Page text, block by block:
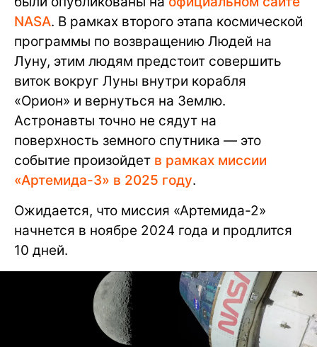
NASA. В рамках второго этапа космической
программы по возвращению Людей на
Луну, этим людям предстоит совершить
виток вокруг Луны внутри корабля
«Орион» и вернуться на Землю.
Астронавты точно не сядут на
поверхность земного спутника — это
событие произойдет в рамках миссии
«Артемида-3» в 2025 году.
Ожидается, что миссия «Артемида-2»
начнется в ноябре 2024 года и продлится
10 дней.